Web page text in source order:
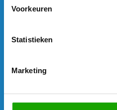
Voorkeuren
Statistieken
Marketing
Hoveniers
Schilders